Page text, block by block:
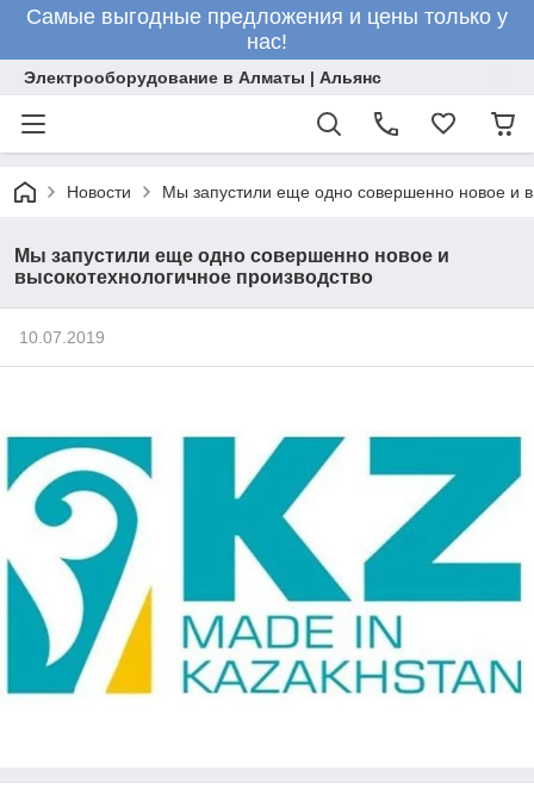
Самые выгодные предложения и цены только у
нас!
Электрооборудование в Алматы | Альянс
Новости Мы запустили еще одно совершенно новое и
Мы запустили еще одно совершенно новое и
высокотехнологичное производство
10.07.2019